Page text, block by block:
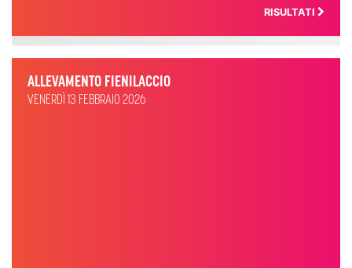
RISULTATI
ALLEVAMENTO FIENILACCIO
VENERDÌ 13 FEBBRAIO 2026